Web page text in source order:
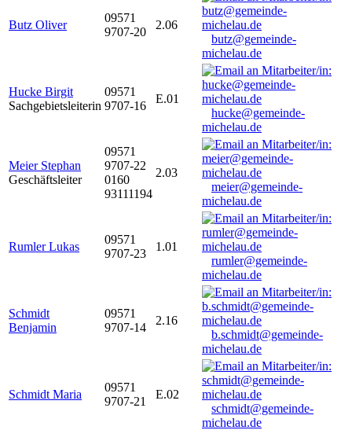
Butz Oliver
09571
9707-20
2.06
butz@gemeinde-
michelau.de
Hucke Birgit
Sachgebietsleiterin
09571
9707-16
E.01
hucke@gemeinde-
michelau.de
Meier Stephan
Geschäftsleiter
09571
9707-22
0160
93111194
2.03
meier@gemeinde-
michelau.de
Rumler Lukas
09571
9707-23
1.01
rumler@gemeinde-
michelau.de
Schmidt
Benjamin
09571
9707-14
2.16
b.schmidt@gemeinde-
michelau.de
Schmidt Maria
09571
9707-21
E.02
schmidt@gemeinde-
michelau.de